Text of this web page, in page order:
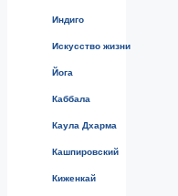
Индиго
Искусство жизни
Йога
Каббала
Каула Дхарма
Кашпировский
Киженкай